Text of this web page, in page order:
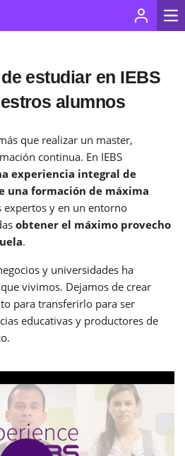
estudiar en IEBS
alumnos
que realizar un master,
continua. En IEBS
experiencia integral de
una formación de máxima
expertos y en un entorno
obtener el máximo provecho
.
y universidades ha
vivimos. Dejamos de crear
para transferirlo para ser
educativas y productores de